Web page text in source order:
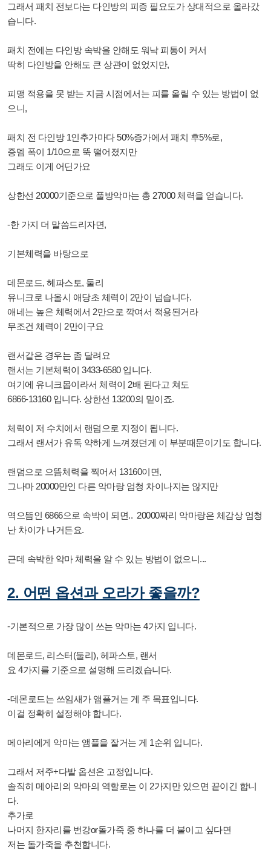
그래서 패치 전보다는 다인방의 피증 필요도가 상대적으로 올라갔
습니다.
패치 전에는 다인방 속박을 안해도 워낙 피통이 커서
딱히 다인방을 안해도 큰 상관이 없었지만,
피맹 적용을 못 받는 지금 시점에서는 피를 올릴 수 있는 방법이 없
으니,
패치 전 다인방 1인추가마다 50%증가에서 패치 후5%로,
증뎀 폭이 1/10으로 뚝 떨어졌지만
그래도 이게 어딘가요
상한선 20000기준으로 풀방악마는 총 27000 체력을 얻습니다.
-한 가지 더 말씀드리자면,
기본체력을 바탕으로
데몬로드, 헤파스토, 둘리
유니크로 나올시 애당초 체력이 2만이 넘습니다.
애네는 높은 체력에서 2만으로 깍여서 적용된거라
무조건 체력이 2만이구요
랜서같은 경우는 좀 달려요
랜서는 기본체력이 3433-6580 입니다.
여기에 유니크몹이라서 체력이 2배 된다고 쳐도
6866-13160 입니다. 상한선 13200의 밑이죠.
체력이 저 수치에서 랜덤으로 지정이 됩니다.
그래서 랜서가 유독 약하게 느껴졌던게 이 부분때문이기도 합니다.
랜덤으로 으뜸체력을 찍어서 13160이면,
그나마 20000만인 다른 악마랑 엄청 차이나지는 않지만
역으뜸인 6866으로 속박이 되면.. 20000짜리 악마랑은 체감상 엄청
난 차이가 나거든요.
근데 속박한 악마 체력을 알 수 있는 방법이 없으니...
2. 어떤 옵션과 오라가 좋을까?
-기본적으로 가장 많이 쓰는 악마는 4가지 입니다.
데몬로드, 리스터(둘리), 헤파스토, 랜서
요 4가지를 기준으로 설명해 드리겠습니다.
-데몬로드는 쓰임새가 앰플거는 게 주 목표입니다.
이걸 정확히 설정해야 합니다.
메아리에게 악마는 앰플을 잘거는 게 1순위 입니다.
그래서 저주+다발 옵션은 고정입니다.
솔직히 메아리의 악마의 역할로는 이 2가지만 있으면 끝이긴 합니
다.
추가로
나머지 한자리를 번강or돌가죽 중 하나를 더 붙이고 싶다면
저는 돌가죽을 추천합니다.